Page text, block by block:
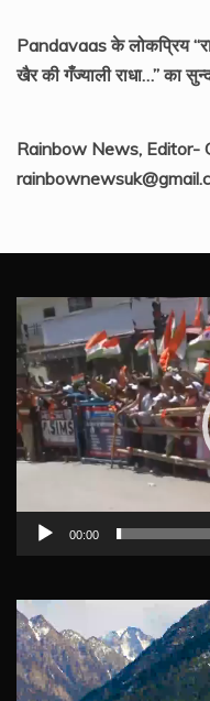
Pandavaas के लोकप्रिय
खैर की गँज्याली राधा…” का
Rainbow News, Editor-
Video
Player
00:00
Video
Player